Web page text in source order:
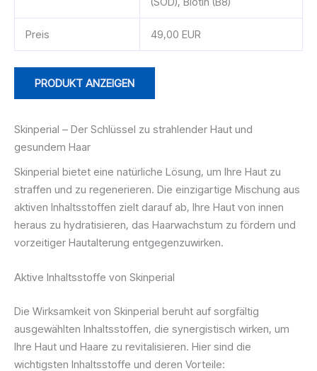
Preis 49,00 EUR
PRODUKT ANZEIGEN
Skinperial – Der Schlüssel zu strahlender Haut und
gesundem Haar
Skinperial bietet eine natürliche Lösung, um Ihre Haut zu
straffen und zu regenerieren. Die einzigartige Mischung aus
aktiven Inhaltsstoffen zielt darauf ab, Ihre Haut von innen
heraus zu hydratisieren, das Haarwachstum zu fördern und
vorzeitiger Hautalterung entgegenzuwirken.
Aktive Inhaltsstoffe von Skinperial
Die Wirksamkeit von Skinperial beruht auf sorgfältig
ausgewählten Inhaltsstoffen, die synergistisch wirken, um
Ihre Haut und Haare zu revitalisieren. Hier sind die
wichtigsten Inhaltsstoffe und deren Vorteile: